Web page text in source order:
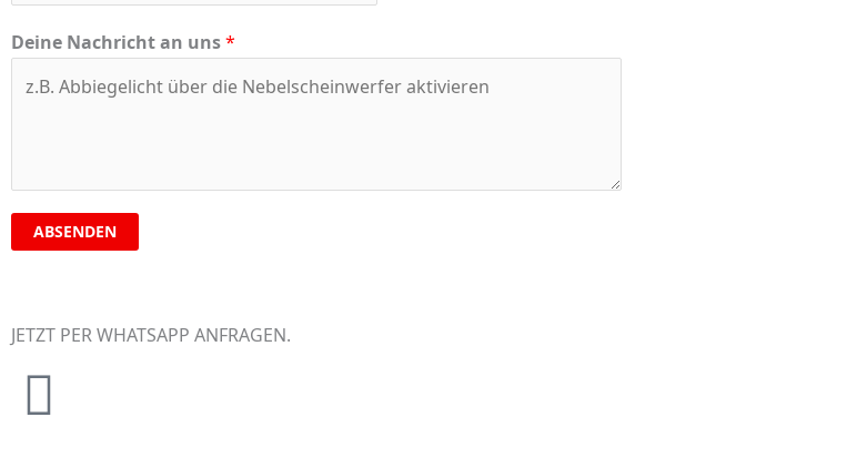
Deine Nachricht an uns*
ABSENDEN
JETZT PER WHATSAPP ANFRAGEN.​